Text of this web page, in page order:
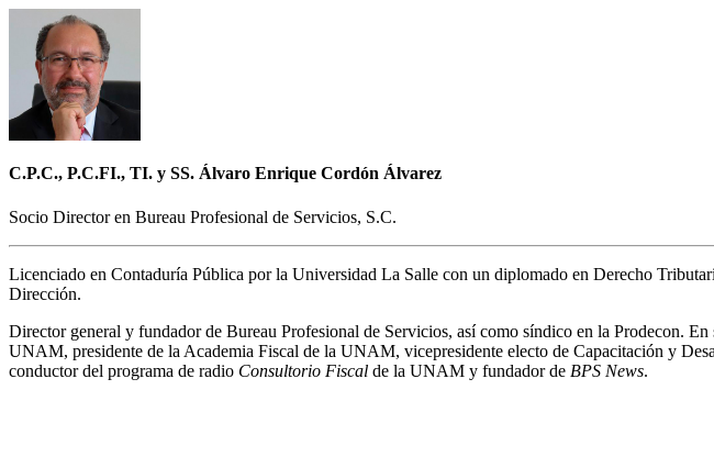
C.P.C., P.C.FI., TI. y SS. Álvaro Enrique Cordón Álvarez
Socio Director en Bureau Profesional de Servicios, S.C.
Licenciado en Contaduría Pública por la Universidad La Salle con un diplomado en Derecho
Dirección.
Director general y fundador de Bureau Profesional de Servicios, así como síndico en la Prodecon.
UNAM, presidente de la Academia Fiscal de la UNAM, vicepresidente electo de Capacitación y
conductor del programa de radio Consultorio Fiscal de la UNAM y fundador de BPS News.